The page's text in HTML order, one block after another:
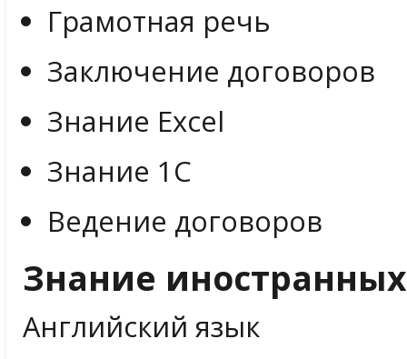
Грамотная речь
Заключение договоров
Знание Excel
Знание 1С
Ведение договоров
Знание
Английский язык